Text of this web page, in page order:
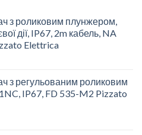
з роликовим плунжером,
дії, IP67, 2m кабель, NA
Elettrica
з регульованим роликовим
IP67, FD 535-M2 Pizzato